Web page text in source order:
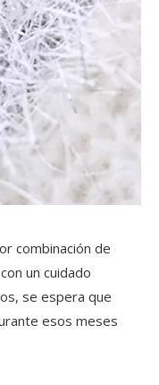
combinación de
un cuidado
se espera que
esos meses